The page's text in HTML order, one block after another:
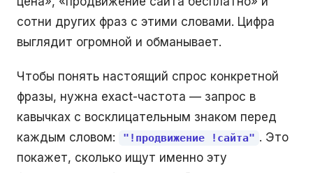
сотни других фраз с этими словами. Цифра
выглядит огромной и обманывает.
Чтобы понять настоящий спрос конкретной
фразы, нужна exact-частота — запрос в
кавычках с восклицательным знаком перед
каждым словом:
"!продвижение !сайта" . Это
покажет, сколько ищут именно эту